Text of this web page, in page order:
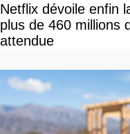
Netflix dévoile enfin
plus de 460 millions
attendue